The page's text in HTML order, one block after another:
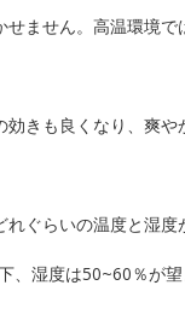
ません。高温環境
きも良くなり、爽や
ぐらいの温度と湿度
湿度は50~60％が望